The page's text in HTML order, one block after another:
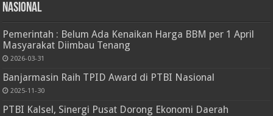
Nasional
Pemerintah : Belum Ada Kenaikan Harga BBM per 1 April
Masyarakat Diimbau Tenang
2026-03-31
Banjarmasin Raih TPID Award di PTBI Nasional
2025-11-30
PTBI Kalsel, Sinergi Pusat Dorong Ekonomi Daerah